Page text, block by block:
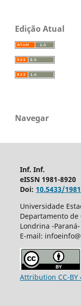
Edição Atual
Navegar
Inf. Inf.
eISSN 1981-8920
Doi: 10.5433/
Universidade
Departamento
Londrina -
E-mail:
Attribution CC-